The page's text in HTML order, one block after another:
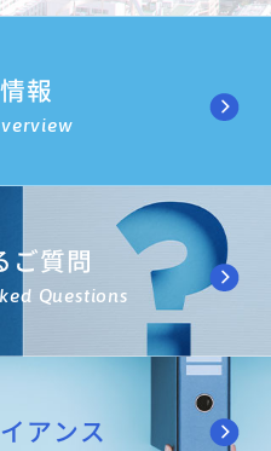
報
ご質問
Questions
アンス